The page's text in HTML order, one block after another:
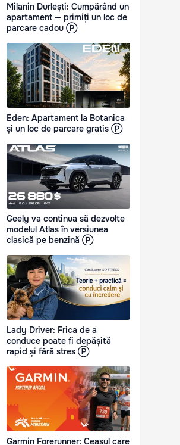
Milanin Durlești: Cumpărând un
apartament — primiți un loc de
parcare cadou Ⓟ
Eden: Apartament la Botanica
și un loc de parcare gratis Ⓟ
Geely va continua să dezvolte
modelul Atlas în versiunea
clasică pe benzină Ⓟ
Lady Driver: Frica de a
conduce poate fi depășită
rapid și fără stres Ⓟ
Garmin Forerunner: Ceasul care